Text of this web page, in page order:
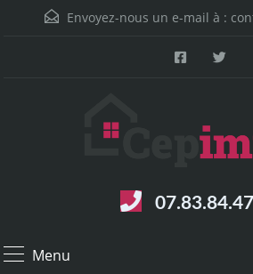
Envoyez-nous un e-mail à :
Menu